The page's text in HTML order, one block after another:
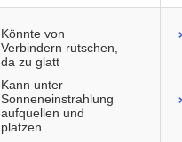
Könnte von
Verbindern rutschen,
da zu glatt
Kann unter
Sonneneinstrahlung
aufquellen und
platzen